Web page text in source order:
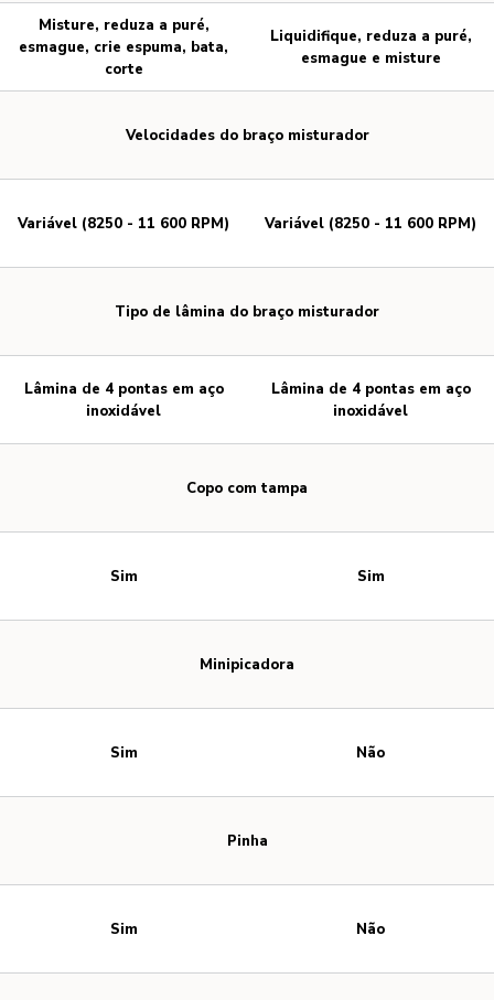
Velocidades do braço misturador
Tipo de lâmina do braço misturador
Copo com tampa
Minipicadora
Pinha
Misture, reduza a puré,
esmague, crie espuma, bata,
corte
Variável (8250 - 11 600 RPM)
Lâmina de 4 pontas em aço
inoxidável
Sim
Sim
Sim
Liquidifique, reduza a puré,
esmague e misture
Variável (8250 - 11 600 RPM)
Lâmina de 4 pontas em aço
inoxidável
Sim
Não
Não